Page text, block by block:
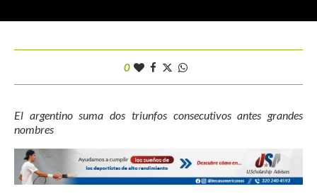
0
El argentino suma dos triunfos consecutivos antes grandes
nombres